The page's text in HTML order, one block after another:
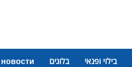
בילוי ופנאי בלוגים новости